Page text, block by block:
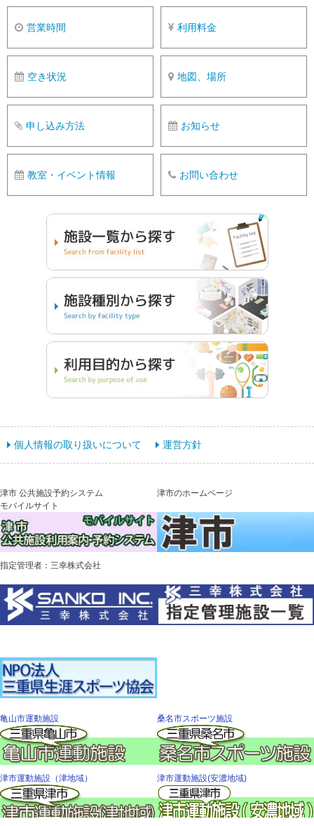
営業時間 利用料金
空き状況 地図、場所
申し込み方法 お知らせ
教室・イベント情報 お問い合わせ
個人情報の取り扱いについて 運営方針
津市 公共施設予約システム
モバイルサイト
津市のホームページ
指定管理者：三幸株式会社